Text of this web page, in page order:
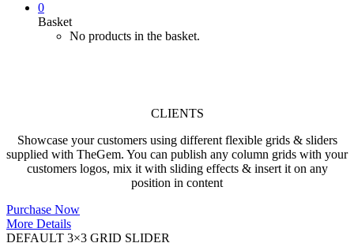
0
Basket
No products in the basket.
CLIENTS
Showcase your customers using different flexible grids & sliders
supplied with TheGem. You can publish any column grids with your
customers logos, mix it with sliding effects & insert it on any
position in content
Purchase Now
More Details
DEFAULT 3×3 GRID SLIDER